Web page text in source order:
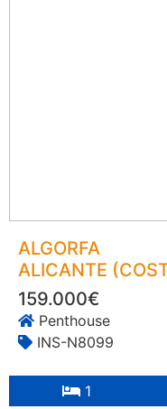
ALGORFA
ALICANTE
159.000€
Penthouse
INS-N8099
1